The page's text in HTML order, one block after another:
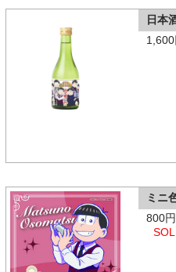
日本
ミニ
800